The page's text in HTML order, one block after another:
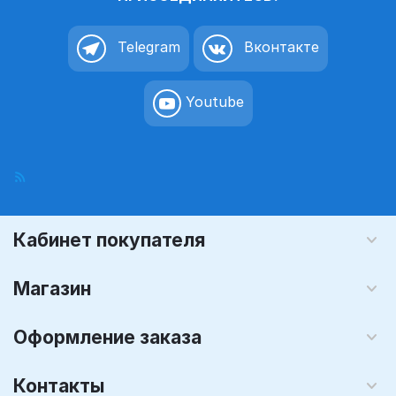
Telegram Вконтакте
Youtube
Кабинет покупателя
Магазин
Оформление заказа
Контакты